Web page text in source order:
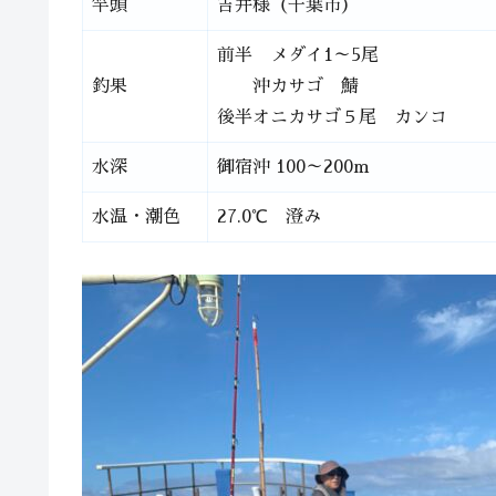
竿頭 吉井様（千葉市）
釣果
前半 メダイ1～5尾
沖カサゴ 鯖
後半オニカサゴ５尾 カン
水深 御宿沖 100～200m
水温・潮色 27.0℃ 澄み